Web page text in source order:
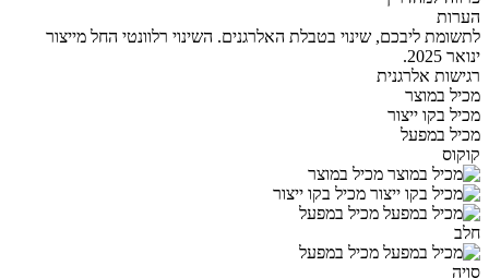
הערות
לתשומת ליבכם, שינוי בטבלת האלרגנים. השינוי רלוונטי החל מייצור
ינואר 2025.
רגישות אלרגנית
מכיל במוצר
מכיל בקו ייצור
מכיל במפעל
קוקוס
מכיל במוצר
מכיל בקו ייצור
מכיל במפעל
חלב
מכיל במפעל
סויה